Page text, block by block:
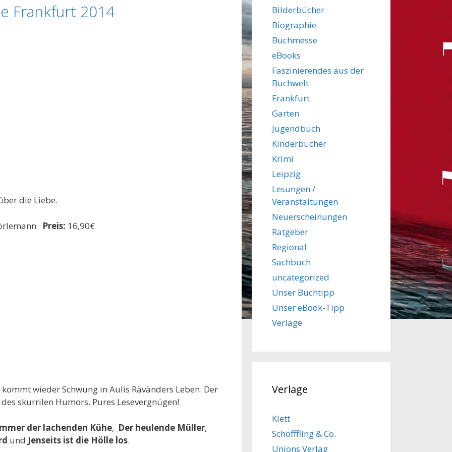
Frankfurt 2014
die Liebe.
Preis: 16,90€
wieder Schwung in Aulis Rävänders Leben. Der
skurrilen Humors. Pures Lesevergnügen!
der lachenden Kühe, Der heulende Müller,
und Jenseits ist die Hölle los.
Bilderbücher
Biographie
Buchmesse
eBooks
Faszinierendes aus der
Buchwelt
Frankfurt
Garten
Jugendbuch
Kinderbücher
Krimi
Leipzig
Lesungen /
Veranstaltungen
Neuerscheinungen
Ratgeber
Regional
Sachbuch
uncategorized
Unser Buchtipp
Unser eBook-Tipp
Verlage
Verlage
Klett
Schöfffling & Co.
Unions Verlag